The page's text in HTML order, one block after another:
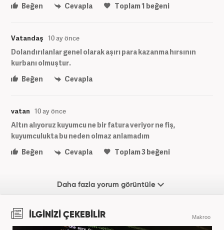
Beğen
Cevapla Toplam1 beğeni
Vatandaş 10 ay önce
Dolandırılanlar genel olarak aşırı para kazanma hırsının
kurbanı olmuştur.
Beğen
Cevapla
vatan 10 ay önce
Altın alıyoruz kuyumcu ne bir fatura veriyor ne fiş,
kuyumculukta bu neden olmaz anlamadım
Beğen
Cevapla Toplam3beğeni
Daha fazla yorum görüntüle
İLGİNİZİ ÇEKEBİLİR Makroo